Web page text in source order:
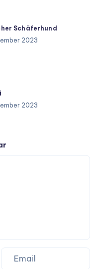
Schäferhund
2023
2023